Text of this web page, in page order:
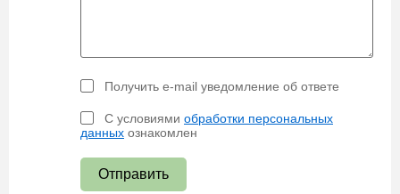
Получить e-mail уведомление об ответе
С условиями обработки персональных
данных ознакомлен
Отправить